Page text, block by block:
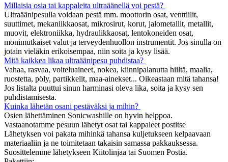
Millaisia osia tai kappaleita ultraäänellä voi pestä?
Ultraäänipesulla voidaan pestä mm. moottorin osat, venttiilit,
suuttimet, mekaniikkaosat, mikrosirut, korut, jalometallit, metallit,
muovit, elektroniikka, hydraulikkaosat, lentokoneiden osat,
monimutkaiset valut ja terveydenhuollon instrumentit. Jos sinulla on
jotain vieläkin erikoisempaa, niin soita ja kysy lisää.
Mitä kaikkea likaa ultraäänipesu puhdistaa?
Vahaa, rasvaa, voiteluaineet, nokea, kiinnipalanutta hiiltä, maalia,
ruostetta, pöly, partikkelit, maa-ainekset... Oikeastaan mitä tahansa!
Jos listalta puuttui sinun harminasi oleva lika, soita ja kysy sen
puhdistamisesta.
Kuinka lähetän osani pestäväksi ja mihin?
Osien lähettäminen Sonicwashille on hyvin helppoa.
Vastaanotamme pesuun lähetyt osat tai kappaleet postitse
Lähetyksen voi pakata mihinkä tahansa kuljetukseen kelpaavaan
materiaaliin ja ne toimitetaan takaisin samassa pakkauksessa.
Suosittelemme lähetykseen Kiitolinjaa tai Suomen Postia.